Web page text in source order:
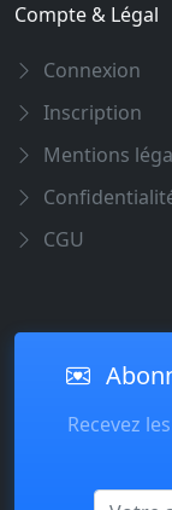
Compte & Légal
Connexion
Inscription
Mentions
CGU
Recevez